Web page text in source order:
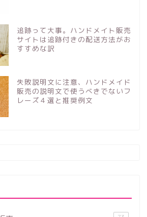
追跡って大事。ハンドメイト販売
サイトは追跡付きの配送方法がお
すすめな訳
失敗説明文に注意、ハンドメイド
販売の説明文で使うべきでないフ
レーズ４選と推奨例文